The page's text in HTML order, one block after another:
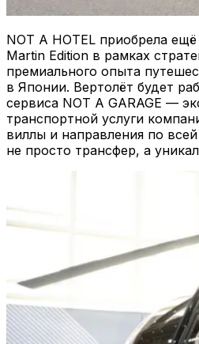
NOT A HOTEL приобрела
Martin Edition в рамках
премиального опыта
в Японии. Вертолёт будет
сервиса NOT A GARAGE —
транспортной услуги
виллы и направления по
не просто трансфер, а